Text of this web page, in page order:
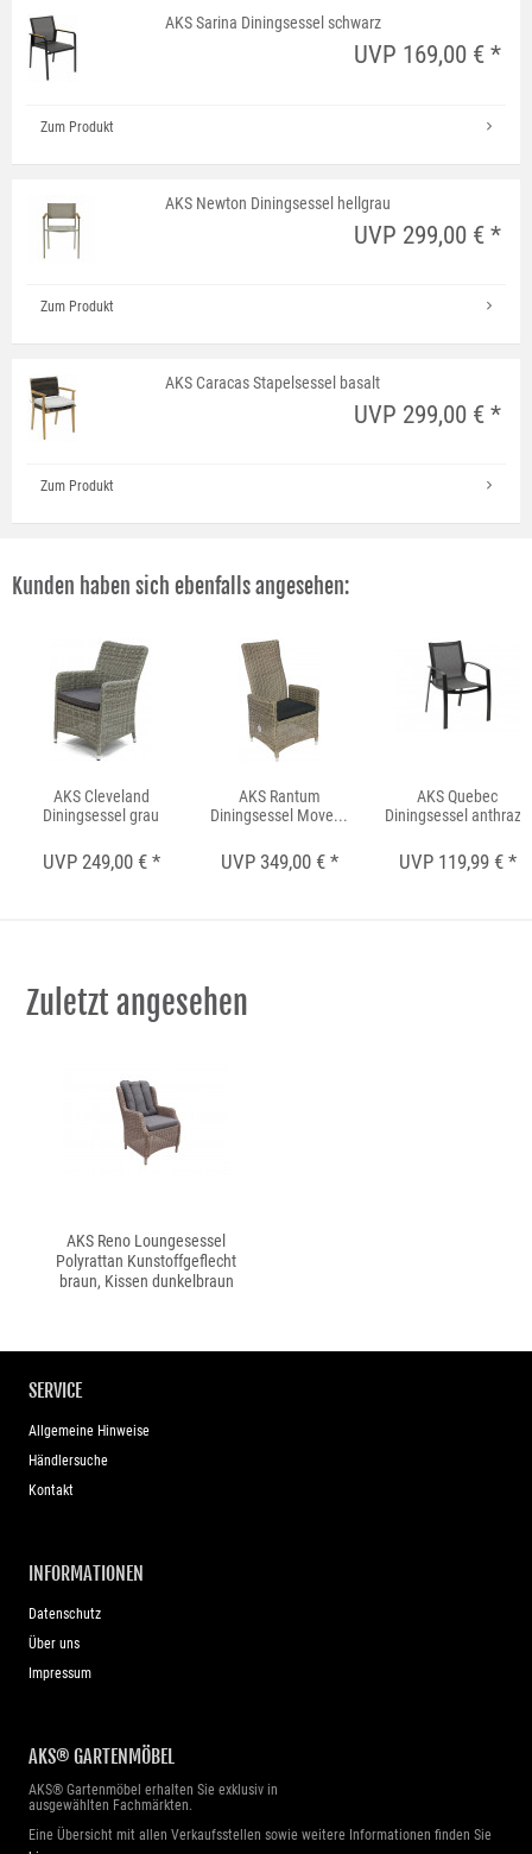
AKS Sarina Diningsessel schwarz
UVP 169,00 € *
Zum Produkt
AKS Newton Diningsessel hellgrau
UVP 299,00 € *
Zum Produkt
AKS Caracas Stapelsessel basalt
UVP 299,00 € *
Zum Produkt
Kunden haben sich ebenfalls angesehen:
AKS Cleveland
Diningsessel grau
UVP 249,00 € *
AKS Rantum
Diningsessel Move...
UVP 349,00 € *
AKS Quebec
Diningsessel anthrazit
UVP 119,99 € *
Zuletzt angesehen
AKS Reno Loungesessel
Polyrattan Kunstoffgeflecht
braun, Kissen dunkelbraun
SERVICE
Allgemeine Hinweise
Händlersuche
Kontakt
INFORMATIONEN
Datenschutz
Über uns
Impressum
AKS® GARTENMÖBEL
AKS® Gartenmöbel erhalten Sie exklusiv in
ausgewählten Fachmärkten.
Eine Übersicht mit allen Verkaufsstellen sowie weitere Informationen finden Sie